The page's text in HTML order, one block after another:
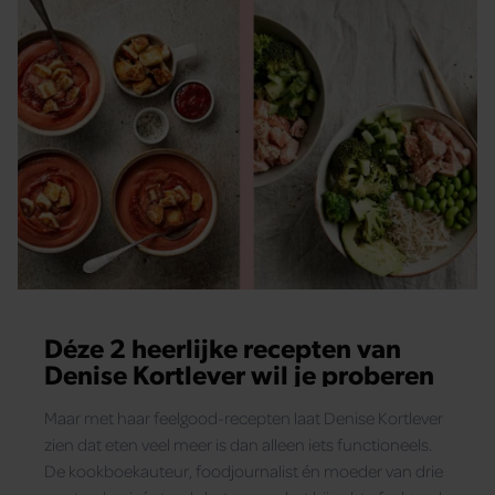
Déze 2 heerlijke recepten van
Denise Kortlever wil je proberen
Maar met haar feelgood-recepten laat Denise Kortlever
zien dat eten veel meer is dan alleen iets functioneels.
De kookboekauteur, foodjournalist én moeder van drie